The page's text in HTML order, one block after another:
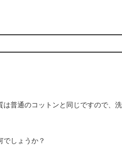
普通のコットンと同じですので、
でしょうか？